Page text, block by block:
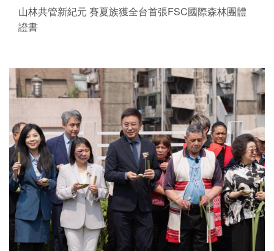
山林共管新紀元 賽夏族獲全台首張FSC國際森林團體
證書